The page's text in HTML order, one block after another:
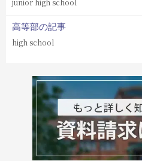
高等部の記事
high school